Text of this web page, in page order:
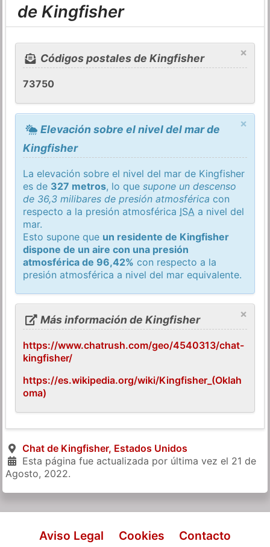
de Kingfisher
×
Códigos postales de Kingfisher
73750
×
Elevación sobre el nivel del mar de
Kingfisher
La elevación sobre el nivel del mar de Kingfisher
es de 327 metros, lo quesupone un descenso
de 36,3 milibares de presión atmosférica con
respecto a la presión atmosférica ISA a nivel del
mar.
Esto supone que un residente de Kingfisher
dispone de un aire con una presión
atmosférica de 96,42% con respecto a la
presión atmosférica a nivel del mar equivalente.
×
Más información de Kingfisher
https://www.chatrush.com/geo/4540313/chat-
kingfisher/
https://es.wikipedia.org/wiki/Kingfisher_(Oklah
oma)
Chat de Kingfisher, Estados Unidos
Esta página fue actualizada por última vez el 21 de
Agosto, 2022.
Aviso Legal Cookies Contacto